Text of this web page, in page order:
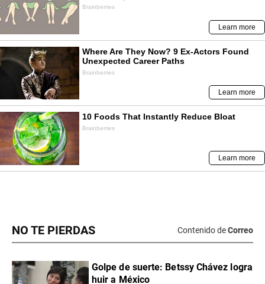
NO TE PIERDAS Contenido deCorreo
Golpe de suerte: Betssy Chávez logra
huir a México